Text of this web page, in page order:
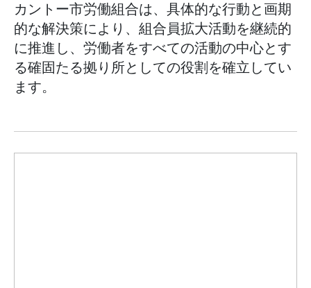
カントー市労働組合は、具体的な行動と画期
的な解決策により、組合員拡大活動を継続的
に推進し、労働者をすべての活動の中心とす
る確固たる拠り所としての役割を確立してい
ます。